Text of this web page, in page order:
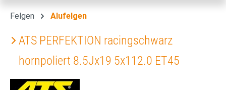
Felgen Alufelgen
ATS PERFEKTION racingschwarz
hornpoliert 8.5Jx19 5x112.0 ET45